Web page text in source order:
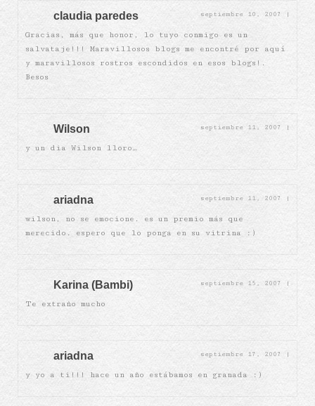
claudia paredes septiembre 10, 2007 |
Gracias, más que honor, lo tuyo conmigo es un
salvataje!!! Maravillosos blogs me encontré por aquí
y maravillosos rostros escondidos en esos blogs!.
Besos
Wilson septiembre 11, 2007 |
y un dia Wilson lloro…
ariadna septiembre 11, 2007 |
wilson, no se emocione. es un premio más que
merecido. espero que lo ponga en su vitrina :)
Karina (Bambi) septiembre 15, 2007 |
Te extraño mucho
ariadna septiembre 17, 2007 |
y yo a ti!!! hace un año estábamos en granada :)